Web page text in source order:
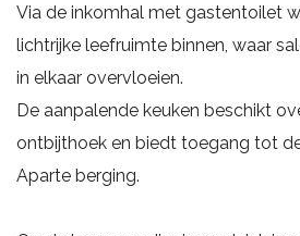
Via de inkomhal met gastentoilet
lichtrijke leefruimte binnen, waar
in elkaar overvloeien.
De aanpalende keuken beschikt
ontbijthoek en biedt toegang tot
Aparte berging.